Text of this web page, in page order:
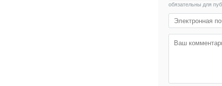
обязательны для